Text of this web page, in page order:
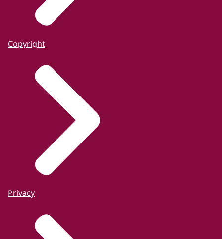
Copyright
Privacy